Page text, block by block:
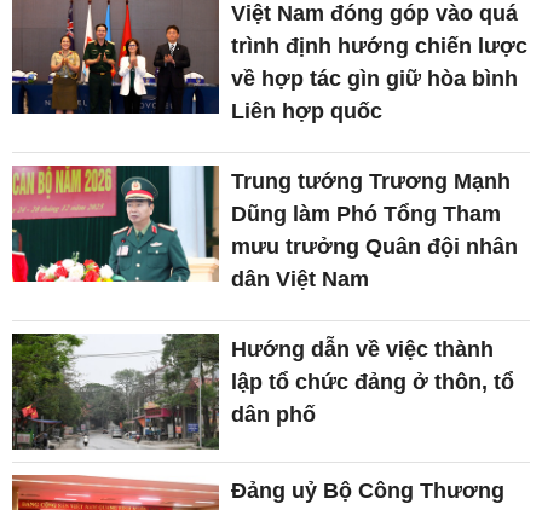
Việt Nam đóng góp vào quá
trình định hướng chiến lược
về hợp tác gìn giữ hòa bình
Liên hợp quốc
Trung tướng Trương Mạnh
Dũng làm Phó Tổng Tham
mưu trưởng Quân đội nhân
dân Việt Nam
Hướng dẫn về việc thành
lập tổ chức đảng ở thôn, tổ
dân phố
Đảng uỷ Bộ Công Thương